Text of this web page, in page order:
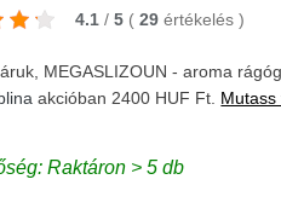
4.1 / 5 ( 29 értékelés)
MEGASLIZOUN - aroma
akcióban 2400 HUF Ft.
Raktáron > 5 db